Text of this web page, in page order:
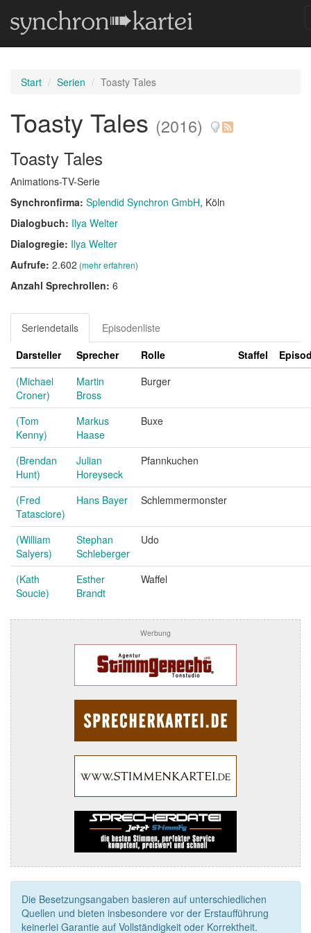
Start Serien Toasty Tales
Toasty Tales (2016)
Toasty Tales
Animations-TV-Serie
Synchronfirma: Splendid Synchron GmbH, Köln
Dialogbuch: Ilya Welter
Dialogregie: Ilya Welter
Aufrufe: 2.602 (mehr erfahren)
Anzahl Sprechrollen: 6
Seriendetails
Episodenliste
Darsteller
Sprecher Rolle Staffel
(Michael
Croner)
Martin
Bross
Burger
(Tom
Kenny)
Markus
Haase
Buxe
(Brendan
Hunt)
Julian
Horeyseck
Pfannkuchen
(Fred
Tatasciore)
Hans Bayer Schlemmermonster
(William
Salyers)
Stephan
Schleberger
Udo
(Kath
Soucie)
Esther
Brandt
Waffel
Werbung
Die Besetzungsangaben basieren auf unterschiedlichen
Quellen und bieten insbesondere vor der Erstaufführung
keinerlei Garantie auf Vollständigkeit oder Korrektheit.